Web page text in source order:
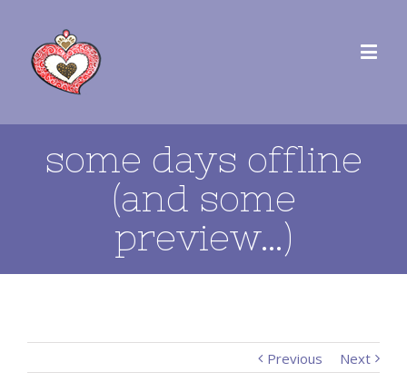
some days offline
(and some
preview…)
Previous Next